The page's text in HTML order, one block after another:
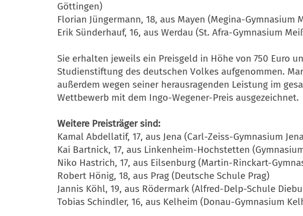
Göttingen)
Florian Jüngermann, 18, aus Mayen (Megina-Gymnasium
Erik Sünderhauf, 16, aus Werdau (St. Afra-Gymnasium
Sie erhalten jeweils ein Preisgeld in Höhe von 750 Euro
Studienstiftung des deutschen Volkes aufgenommen.
außerdem wegen seiner herausragenden Leistung im
Wettbewerb mit dem Ingo-Wegener-Preis ausgezeichnet.
Weitere Preisträger sind:
Kamal Abdellatif, 17, aus Jena (Carl-Zeiss-Gymnasium
Kai Bartnick, 17, aus Linkenheim-Hochstetten
Niko Hastrich, 17, aus Eilsenburg (Martin-Rinckart-
Robert Hönig, 18, aus Prag (Deutsche Schule Prag)
Jannis Köhl, 19, aus Rödermark (Alfred-Delp-Schule
Tobias Schindler, 16, aus Kelheim (Donau-Gymnasium